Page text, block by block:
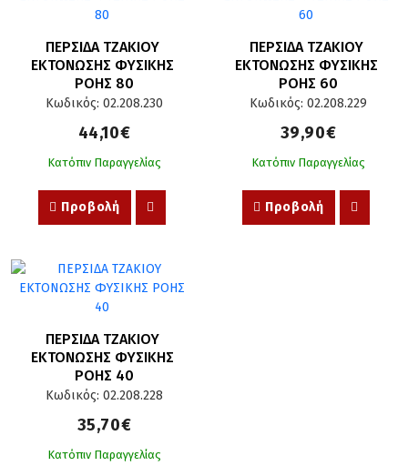
ΠΕΡΣΙΔΑ ΤΖΑΚΙΟΥ
ΕΚΤΟΝΩΣΗΣ ΦΥΣΙΚΗΣ
ΡΟΗΣ 80
Κωδικός: 02.208.230
44,10€
Κατόπιν Παραγγελίας
Προβολή
ΠΕΡΣΙΔΑ ΤΖΑΚΙΟΥ
ΕΚΤΟΝΩΣΗΣ ΦΥΣΙΚΗΣ
ΡΟΗΣ 60
Κωδικός: 02.208.229
39,90€
Κατόπιν Παραγγελίας
Προβολή
ΠΕΡΣΙΔΑ ΤΖΑΚΙΟΥ
ΕΚΤΟΝΩΣΗΣ ΦΥΣΙΚΗΣ
ΡΟΗΣ 40
Κωδικός: 02.208.228
35,70€
Κατόπιν Παραγγελίας